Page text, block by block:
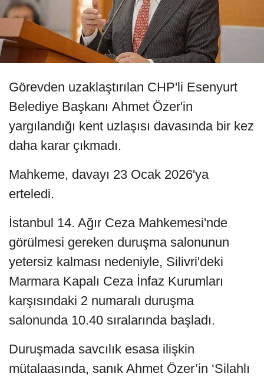
Görevden uzaklaştırılan CHP'li Esenyurt
Belediye Başkanı Ahmet Özer'in
yargılandığı kent uzlaşısı davasında bir kez
daha karar çıkmadı.
Mahkeme, davayı 23 Ocak 2026'ya
erteledi.
İstanbul 14. Ağır Ceza Mahkemesi'nde
görülmesi gereken duruşma salonunun
yetersiz kalması nedeniyle, Silivri'deki
Marmara Kapalı Ceza İnfaz Kurumları
karşısındaki 2 numaralı duruşma
salonunda 10.40 sıralarında başladı.
Duruşmada savcılık esasa ilişkin
mütalaasında, sanık Ahmet Özer’in ‘Silahlı